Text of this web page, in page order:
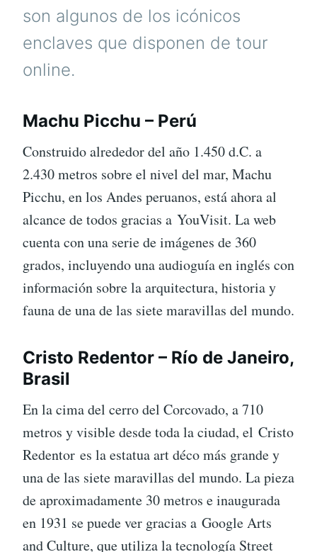
son algunos de los icónicos
enclaves que disponen de tour
online.
Machu Picchu – Perú
Construido alrededor del año 1.450 d.C. a
2.430 metros sobre el nivel del mar, Machu
Picchu, en los Andes peruanos, está ahora al
alcance de todos gracias a YouVisit. La web
cuenta con una serie de imágenes de 360 ​​
grados, incluyendo una audioguía en inglés con
información sobre la arquitectura, historia y
fauna de una de las siete maravillas del mundo.
Cristo Redentor – Río de Janeiro,
Brasil
En la cima del cerro del Corcovado, a 710
metros y visible desde toda la ciudad, el Cristo
Redentor es la estatua art déco más grande y
una de las siete maravillas del mundo. La pieza
de aproximadamente 30 metros e inaugurada
en 1931 se puede ver gracias a Google Arts
and Culture, que utiliza la tecnología Street